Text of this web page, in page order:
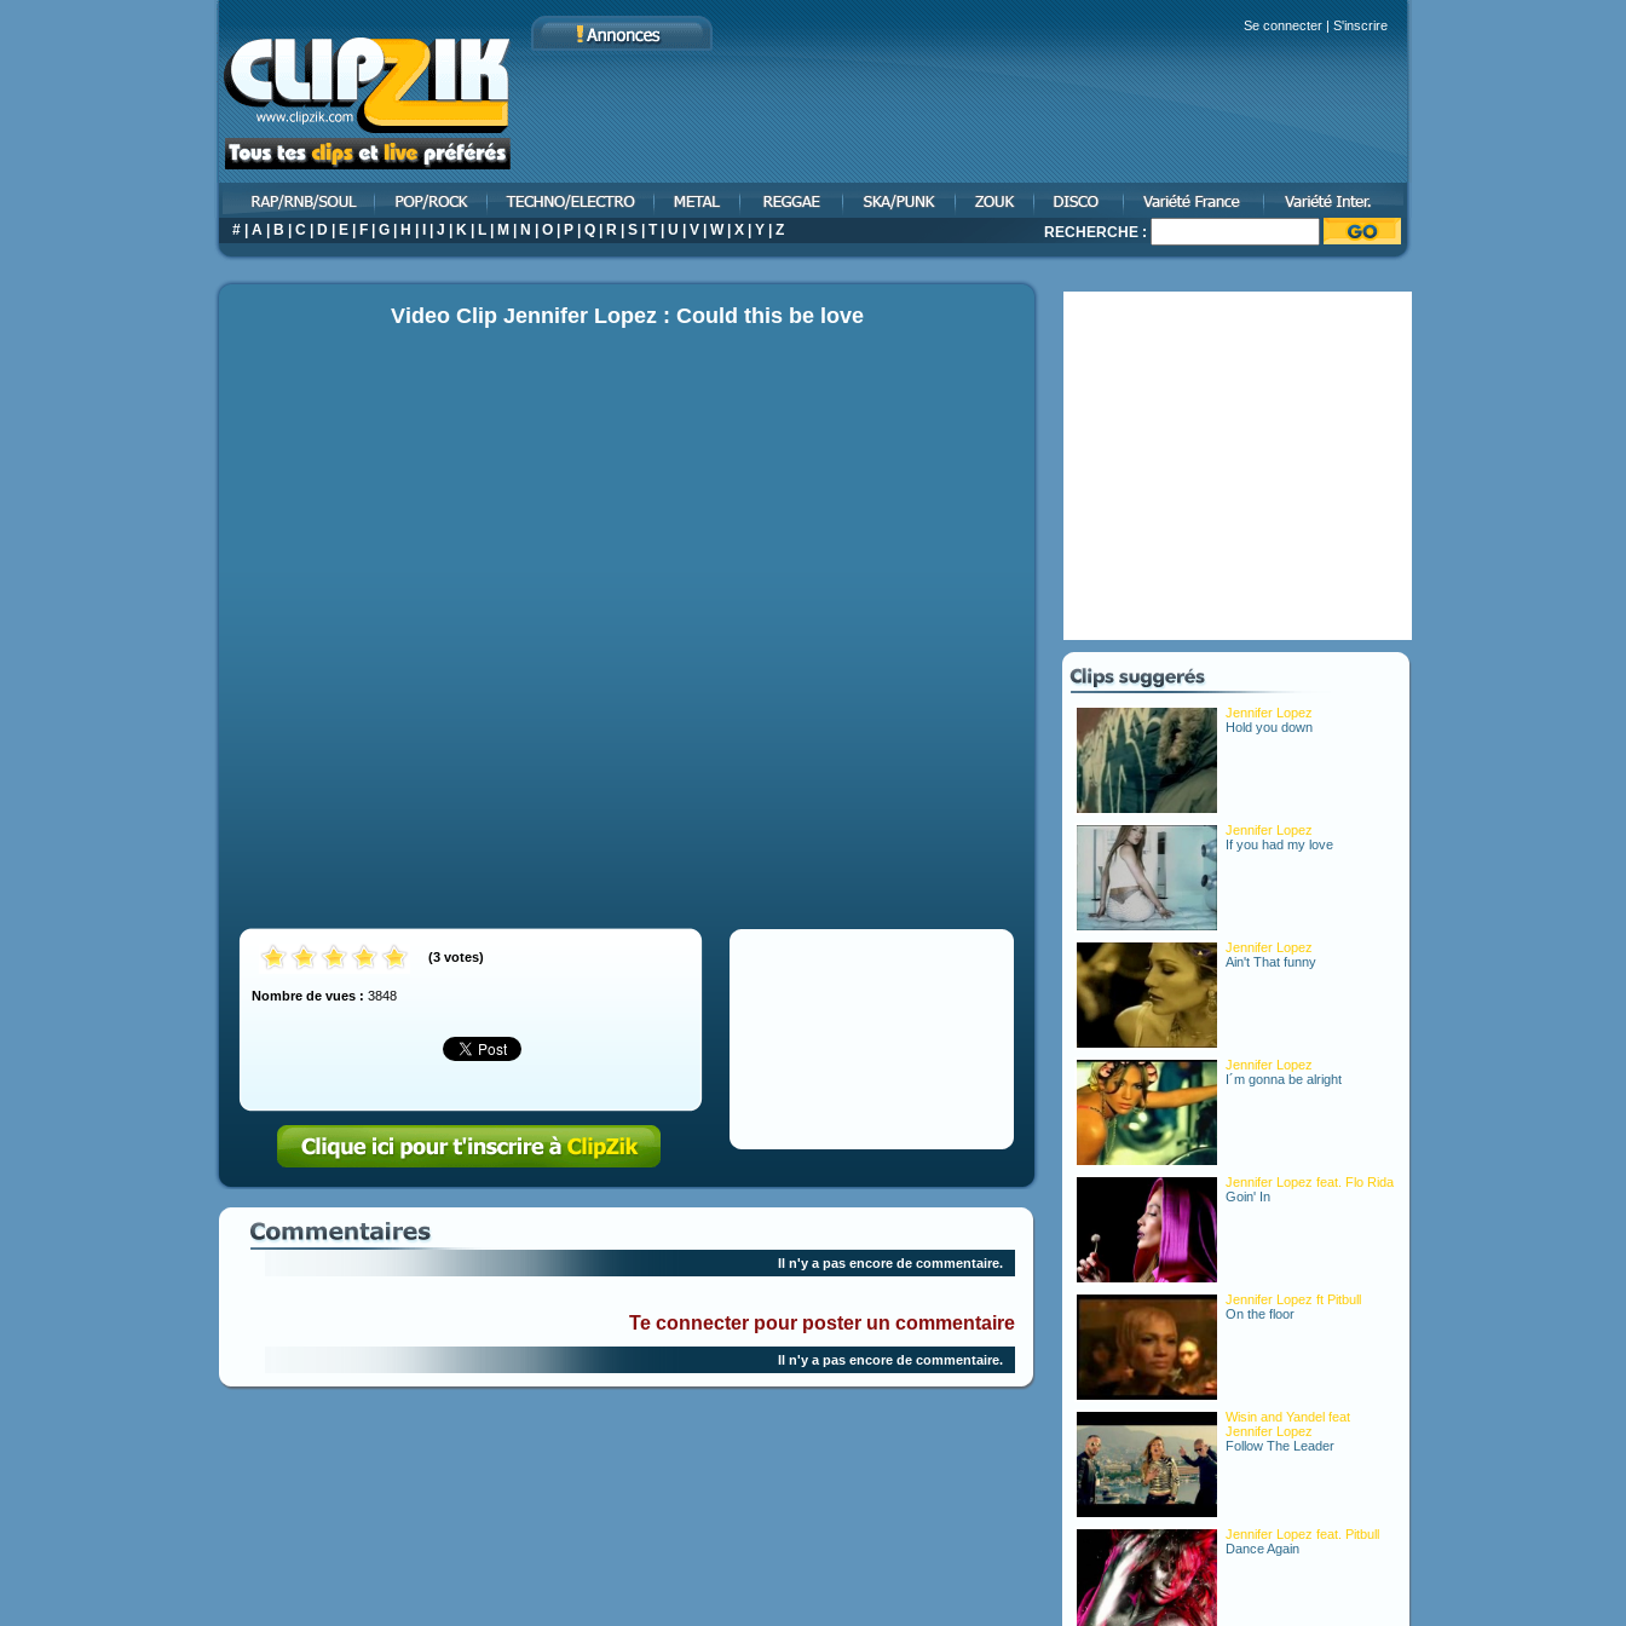
Se connecter | S'inscrire
# A B C D E F G H J K L M N O P Q R S T| U V W| X Y Z RECHERCHE :
Video Clip Jennifer Lopez : Could this be love
(3 votes)
Nombre de vues : 3848
Il n'y a pas encore de commentaire.
Te connecter pour poster un commentaire
Il n'y a pas encore de commentaire.
Jennifer Lopez
Hold you down
Jennifer Lopez
If you had my love
Jennifer Lopez
Ain't That funny
Jennifer Lopez
I´m gonna be alright
Jennifer Lopez feat. Flo Rida
Goin' In
Jennifer Lopez ft Pitbull
On the floor
Wisin and Yandel feat
Jennifer Lopez
Follow The Leader
Jennifer Lopez feat. Pitbull
Dance Again